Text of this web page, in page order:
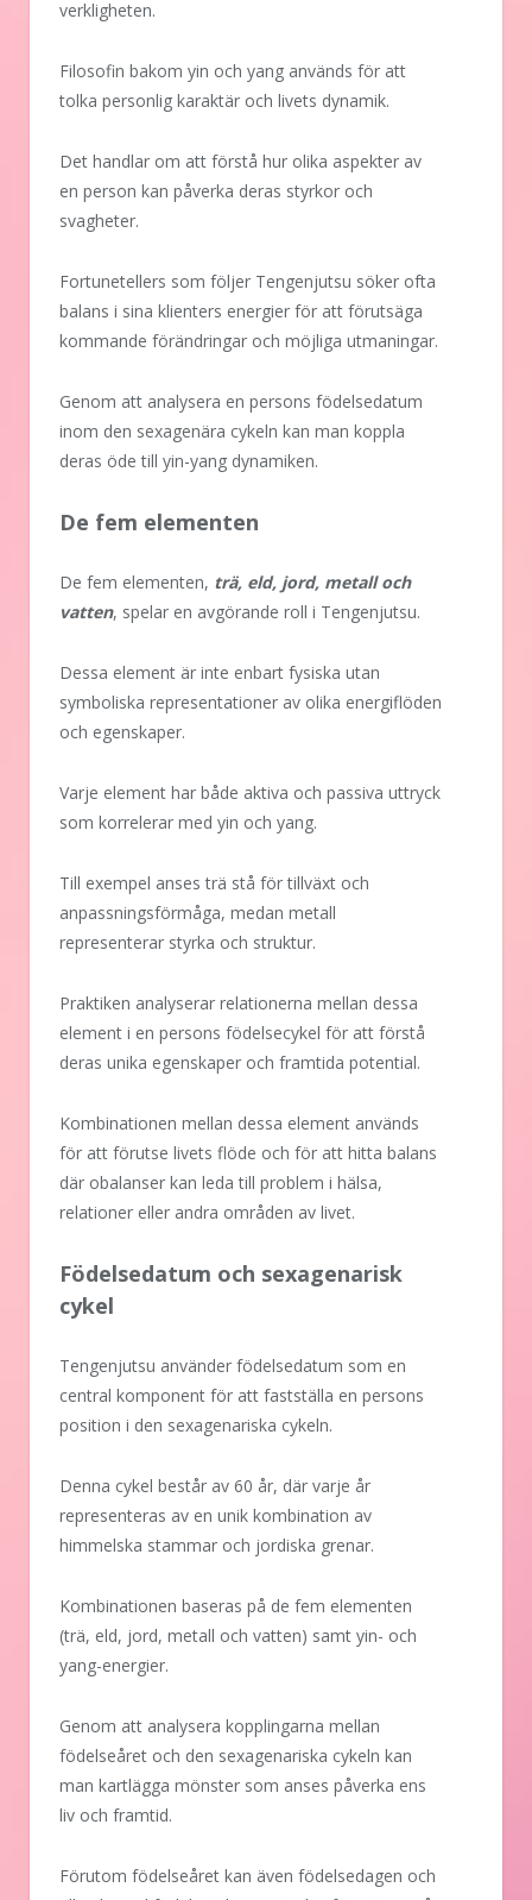
verkligheten.
Filosofin bakom yin och yang används för att
tolka personlig karaktär och livets dynamik.
Det handlar om att förstå hur olika aspekter av
en person kan påverka deras styrkor och
svagheter.
Fortunetellers som följer Tengenjutsu söker ofta
balans i sina klienters energier för att förutsäga
kommande förändringar och möjliga utmaningar.
Genom att analysera en persons födelsedatum
inom den sexagenära cykeln kan man koppla
deras öde till yin-yang dynamiken.
De fem elementen
De fem elementen, trä, eld, jord, metall och
vatten, spelar en avgörande roll i Tengenjutsu.
Dessa element är inte enbart fysiska utan
symboliska representationer av olika energiflöden
och egenskaper.
Varje element har både aktiva och passiva uttryck
som korrelerar med yin och yang.
Till exempel anses trä stå för tillväxt och
anpassningsförmåga, medan metall
representerar styrka och struktur.
Praktiken analyserar relationerna mellan dessa
element i en persons födelsecykel för att förstå
deras unika egenskaper och framtida potential.
Kombinationen mellan dessa element används
för att förutse livets flöde och för att hitta balans
där obalanser kan leda till problem i hälsa,
relationer eller andra områden av livet.
Födelsedatum och sexagenarisk
cykel
Tengenjutsu använder födelsedatum som en
central komponent för att fastställa en persons
position i den sexagenariska cykeln.
Denna cykel består av 60 år, där varje år
representeras av en unik kombination av
himmelska stammar och jordiska grenar.
Kombinationen baseras på de fem elementen
(trä, eld, jord, metall och vatten) samt yin- och
yang-energier.
Genom att analysera kopplingarna mellan
födelseåret och den sexagenariska cykeln kan
man kartlägga mönster som anses påverka ens
liv och framtid.
Förutom födelseåret kan även födelsedagen och